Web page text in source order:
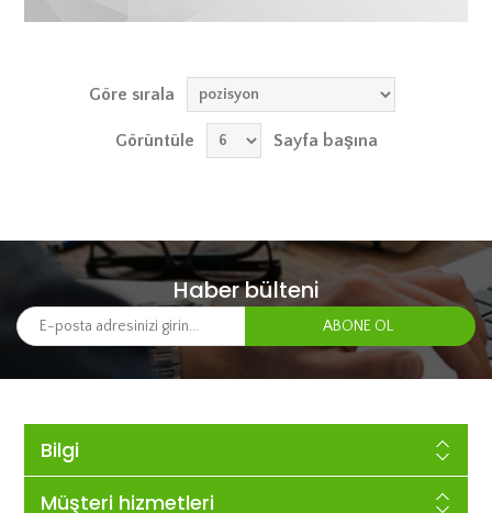
Göre sırala
Görüntüle Sayfa başına
Haber bülteni
Bilgi
Müşteri hizmetleri